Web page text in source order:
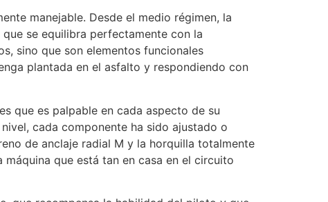
manejable. Desde el medio régimen, la
se equilibra perfectamente con la
sino que son elementos funcionales
plantada en el asfalto y respondiendo con
que es palpable en cada aspecto de su
cada componente ha sido ajustado o
de anclaje radial M y la horquilla totalmente
que está tan en casa en el circuito